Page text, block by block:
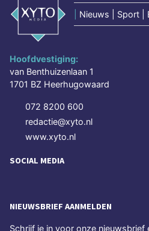
Nieuws | Sport |
Hoofdvestiging:
van Benthuizenlaan 1
1701 BZ Heerhugowaard
072 8200 600
redactie@xyto.nl
www.xyto.nl
SOCIAL MEDIA
NIEUWSBRIEF AANMELDEN
Schrijf je in voor onze nieuwsbrief